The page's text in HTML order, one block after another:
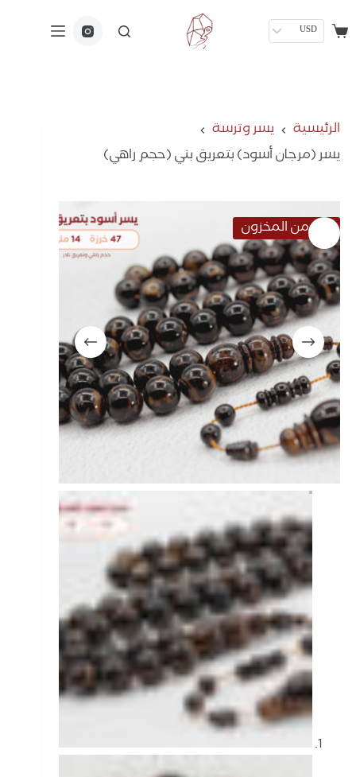
USD
الرئيسية
يسر وترسة
يسر (مرجان أسود) بتعريق بني (حجم راهي)
نفذ من المخزون